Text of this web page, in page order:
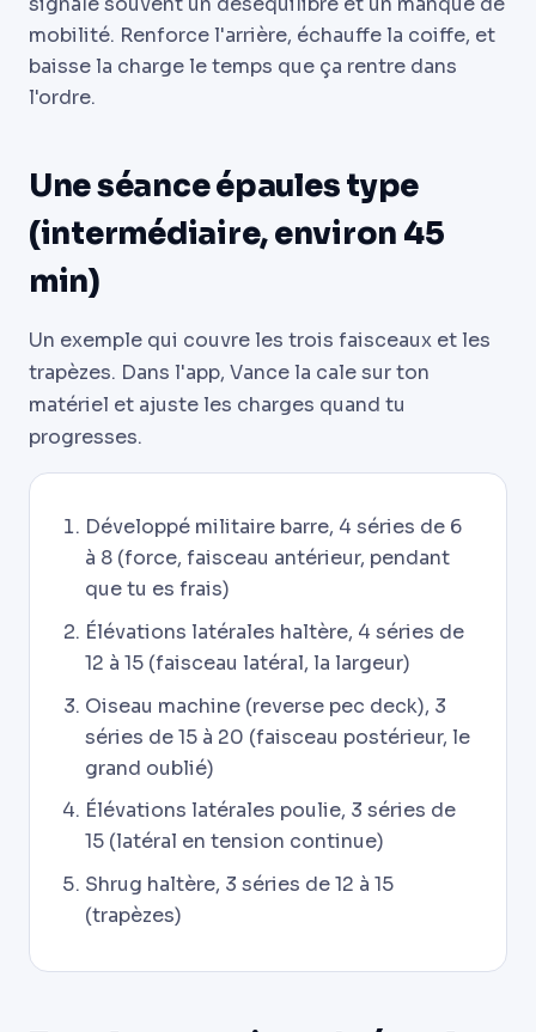
mobilité. Renforce l'arrière, échauffe la coiffe, et
baisse la charge le temps que ça rentre dans
l'ordre.
Une séance épaules type
(intermédiaire, environ 45
min)
Un exemple qui couvre les trois faisceaux et les
trapèzes. Dans l'app, Vance la cale sur ton
matériel et ajuste les charges quand tu
progresses.
Développé militaire barre, 4 séries de 6
à 8 (force, faisceau antérieur, pendant
que tu es frais)
Élévations latérales haltère, 4 séries de
12 à 15 (faisceau latéral, la largeur)
Oiseau machine (reverse pec deck), 3
séries de 15 à 20 (faisceau postérieur, le
grand oublié)
Élévations latérales poulie, 3 séries de
15 (latéral en tension continue)
Shrug haltère, 3 séries de 12 à 15
(trapèzes)